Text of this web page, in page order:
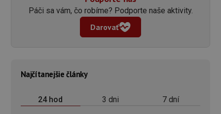
Páči sa vám, čo robíme? Podporte naše aktivity.
Darovať
Najčítanejšie články
24 hod 3 dni 7 dní